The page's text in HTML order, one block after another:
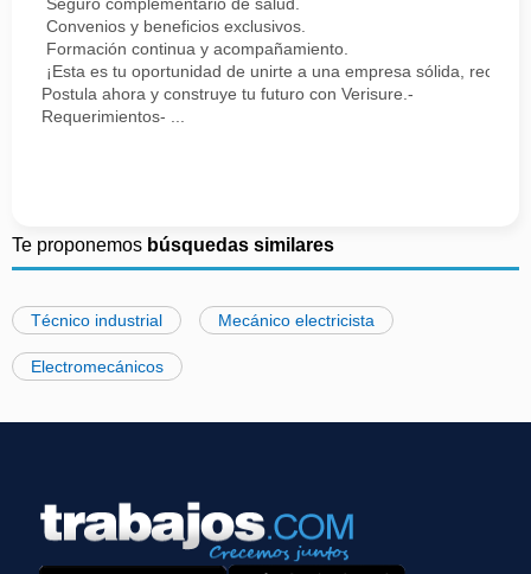
Convenios y beneficios exclusivos.
Formación continua y acompañamiento.
¡Esta es tu oportunidad de unirte a una empresa sólida,
Postula ahora y construye tu futuro con Verisure.-
Requerimientos- ...
Te proponemos búsquedas similares
Técnico industrial Mecánico electricista
Electromecánicos